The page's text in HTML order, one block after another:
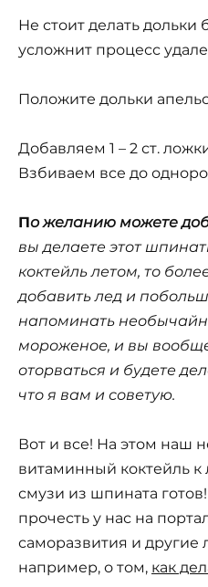
Не стоит делать
усложнит процесс
Положите дольки
Добавляем 1 – 2 ст.
Взбиваем все до
По желанию можете
вы делаете этот
коктейль летом, то
добавить лед и
напоминать
мороженое, и вы
оторваться и будете
что я вам и советую.
Вот и все! На этом наш
витаминный коктейль
смузи из шпината
прочесть у нас на
саморазвития и другие
например, о том, как